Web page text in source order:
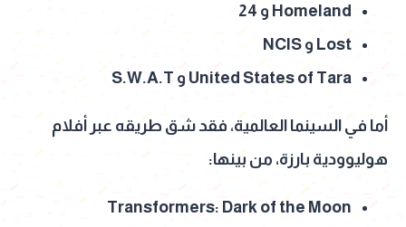
Homeland و 24
Lost و NCIS
United States of Tara و S.W.A.T
أما في السينما العالمية، فقد شق طريقه عبر أفلام
هوليوودية بارزة، من بينها:
Transformers: Dark of the Moon